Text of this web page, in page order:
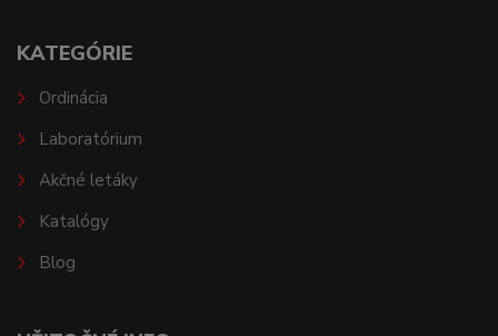
KATEGÓRIE
Ordinácia
Laboratórium
Akčné letáky
Katalógy
Blog